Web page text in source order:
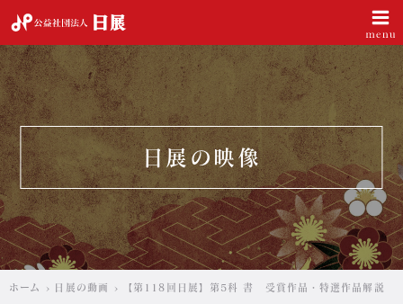
日展の映像
ホーム 日展の動画 【第118回日展】第5科 書 受賞作品・特選作品解説